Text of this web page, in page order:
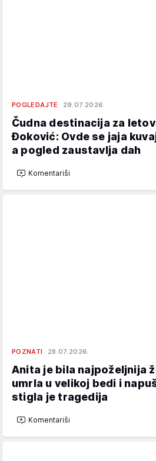
POGLEDAJTE 29.07.2026.
Čudna destinacija za
Đoković: Ovde se jaja
a pogled zaustavlja dah
Komentariši
POZNATI 28.07.2026.
Anita je bila najpoželjnija
umrla u velikoj bedi i
stigla je tragedija
Komentariši